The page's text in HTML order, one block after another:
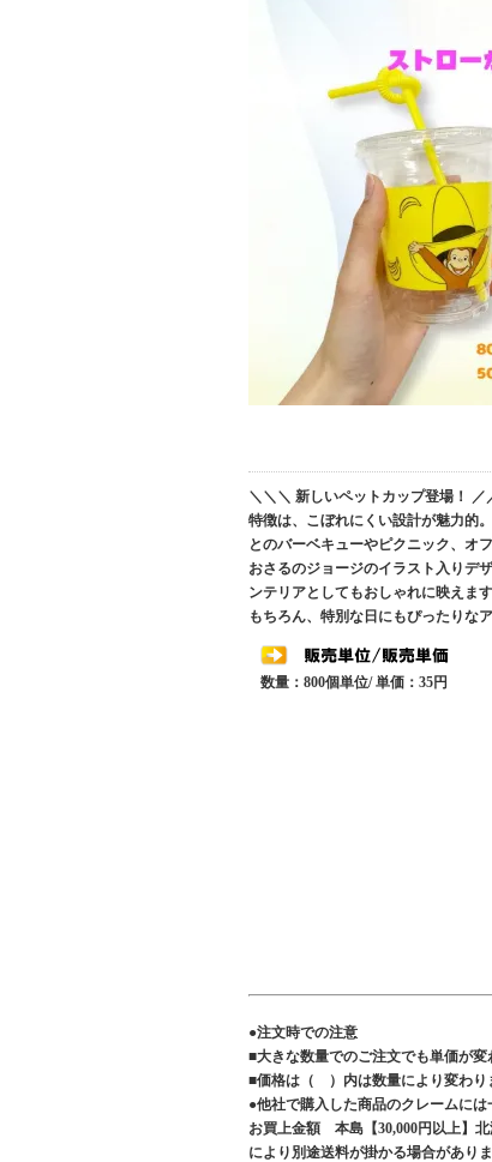
＼＼＼ 新しいペットカップ登場！
特徴は、こぼれにくい設計が魅力的
とのバーベキューやピクニック、オ
おさるのジョージのイラスト入りデ
ンテリアとしてもおしゃれに映えま
もちろん、特別な日にもぴったりな
数量：800個単位/ 単価：35円
●注文時での注意
■大きな数量でのご注文でも単価が
■価格は（ ）内は数量により変わ
●他社で購入した商品のクレームに
お買上金額 本島【30,000円以上】
により別途送料が掛かる場合があ